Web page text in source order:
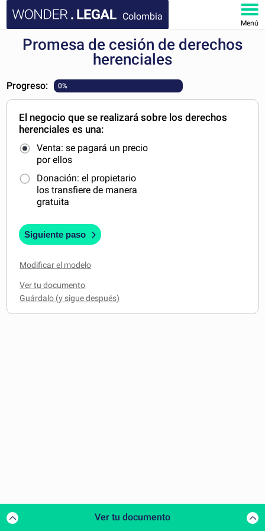
Colombia
Menú
INICIO
Promesa de cesión de derechos
herenciales
Progreso: 0%
El negocio que se realizará sobre los derechos
herenciales es una:
Venta: se pagará un precio
por ellos
Donación: el propietario
los transfiere de manera
gratuita
Siguiente paso
Modificar el modelo
Ver tu documento
Ver tu documento